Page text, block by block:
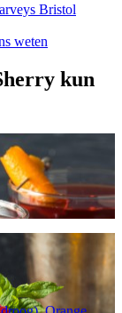
Bristol
weten
kun